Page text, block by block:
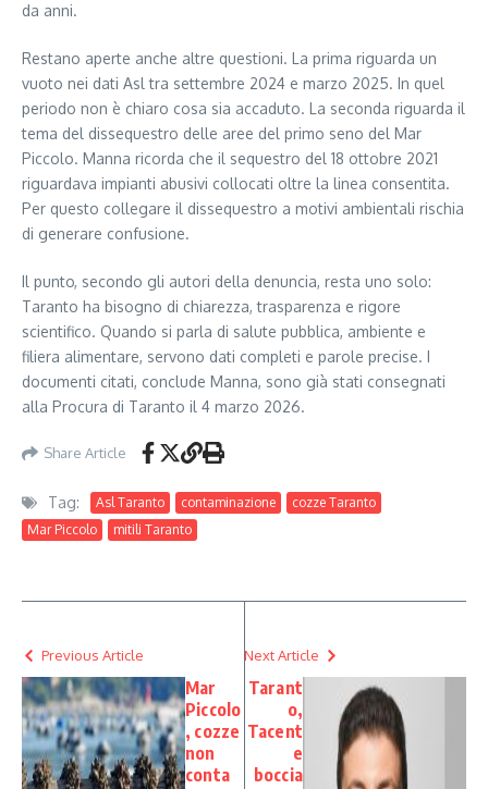
da anni.
Restano aperte anche altre questioni. La prima riguarda un
vuoto nei dati Asl tra settembre 2024 e marzo 2025. In quel
periodo non è chiaro cosa sia accaduto. La seconda riguarda il
tema del dissequestro delle aree del primo seno del Mar
Piccolo. Manna ricorda che il sequestro del 18 ottobre 2021
riguardava impianti abusivi collocati oltre la linea consentita.
Per questo collegare il dissequestro a motivi ambientali rischia
di generare confusione.
Il punto, secondo gli autori della denuncia, resta uno solo:
Taranto ha bisogno di chiarezza, trasparenza e rigore
scientifico. Quando si parla di salute pubblica, ambiente e
filiera alimentare, servono dati completi e parole precise. I
documenti citati, conclude Manna, sono già stati consegnati
alla Procura di Taranto il 4 marzo 2026.
Share Article
Tag: Asl Taranto contaminazione
cozze Taranto
Mar Piccolo
mitili Taranto
Previous Article
Mar
Piccolo
, cozze
non
conta
Next Article
Tarant
o,
Tacent
e
boccia